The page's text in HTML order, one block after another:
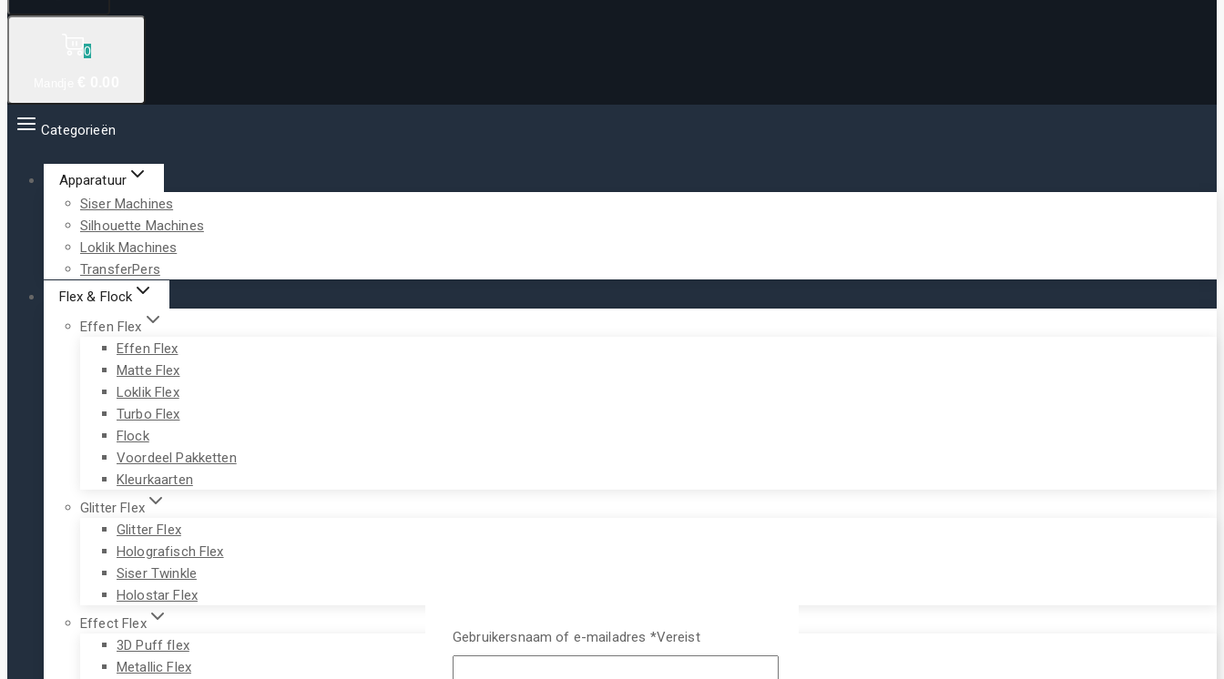
0
Categorieën
Apparatuur
Siser Machines
Silhouette Machines
Loklik Machines
TransferPers
Flex & Flock
Effen Flex
Effen Flex
Matte Flex
Loklik Flex
Turbo Flex
Flock
Voordeel Pakketten
Kleurkaarten
Glitter Flex
Glitter Flex
Holografisch Flex
Siser Twinkle
Holostar Flex
Effect Flex
3D Puff flex
Metallic Flex
Gebruikersnaam of e-mailadres *Vereist